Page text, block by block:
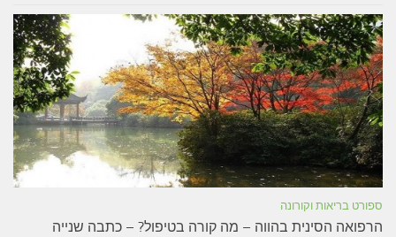
ספורט בריאות וקורונה
הרפואה הסינית בהווה – מה קורה בטיפול? – כתבה שנייה